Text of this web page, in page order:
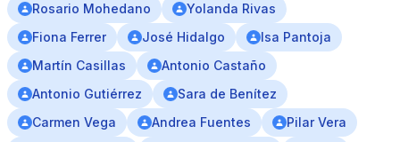
Rosario Mohedano
Yolanda Rivas
Fiona Ferrer
José Hidalgo
Isa Pantoja
Martín Casillas
Antonio Castaño
Antonio Gutiérrez
Sara de Benítez
Carmen Vega
Andrea Fuentes
Pilar Vera